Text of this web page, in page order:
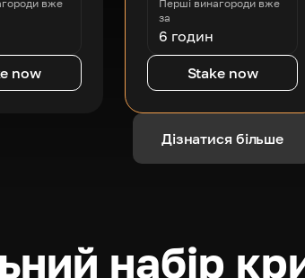
вже
now
Перші винагороди вже
за
6 годин
Stake now
Дізнатися більше
набір